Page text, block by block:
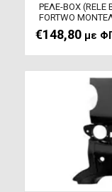
ΡΕΛΕ-BOX
FORTWO
€148,80 με